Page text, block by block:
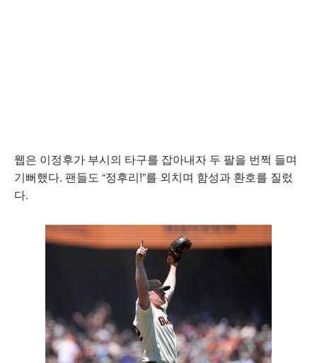
웹은 이정후가 부시의 타구를 잡아내자 두 팔을 번쩍 들며
기뻐했다. 팬들도 “정후리!”를 외치며 함성과 환호를 질렀
다.